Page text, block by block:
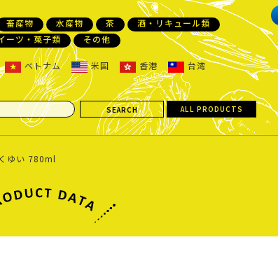
畜産物 水産物 茶
酒・リキュール類
ーツ・菓子類
その他
ベトナム 米国 香港
台湾
ALL PRODUCTS
ゆい 780ml